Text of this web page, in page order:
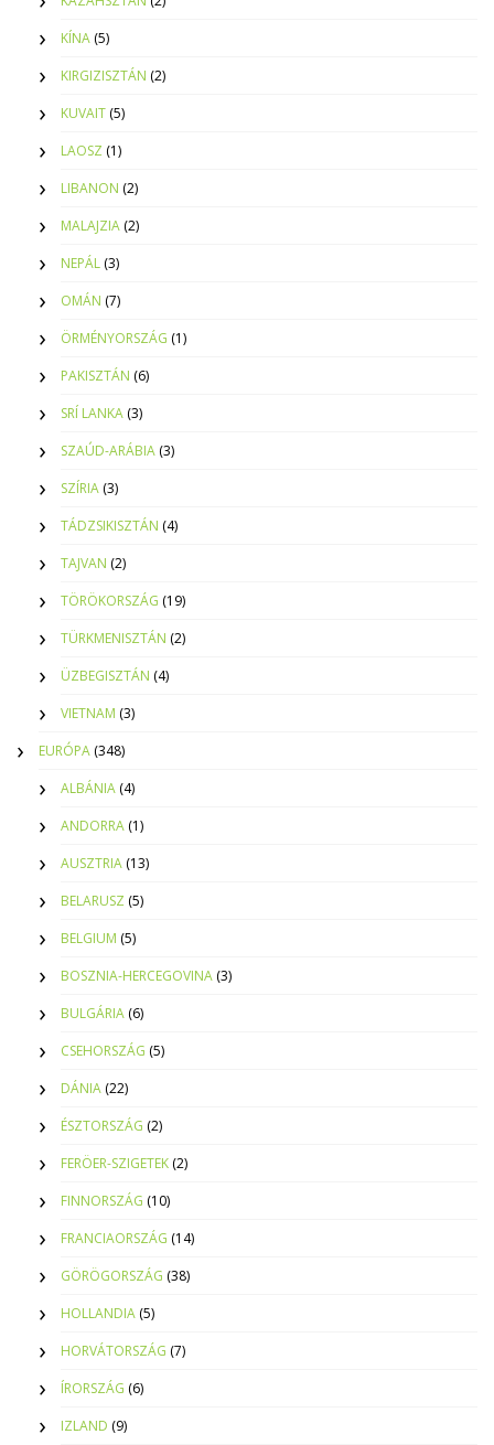
KÍNA (5)
KIRGIZISZTÁN (2)
KUVAIT (5)
LAOSZ (1)
LIBANON (2)
MALAJZIA (2)
NEPÁL (3)
OMÁN (7)
ÖRMÉNYORSZÁG (1)
PAKISZTÁN (6)
SRÍ LANKA (3)
SZAÚD-ARÁBIA (3)
SZÍRIA (3)
TÁDZSIKISZTÁN (4)
TAJVAN (2)
TÖRÖKORSZÁG (19)
TÜRKMENISZTÁN (2)
ÜZBEGISZTÁN (4)
VIETNAM (3)
EURÓPA (348)
ALBÁNIA (4)
ANDORRA (1)
AUSZTRIA (13)
BELARUSZ (5)
BELGIUM (5)
BOSZNIA-HERCEGOVINA (3)
BULGÁRIA (6)
CSEHORSZÁG (5)
DÁNIA (22)
ÉSZTORSZÁG (2)
FERÖER-SZIGETEK (2)
FINNORSZÁG (10)
FRANCIAORSZÁG (14)
GÖRÖGORSZÁG (38)
HOLLANDIA (5)
HORVÁTORSZÁG (7)
ÍRORSZÁG (6)
IZLAND (9)